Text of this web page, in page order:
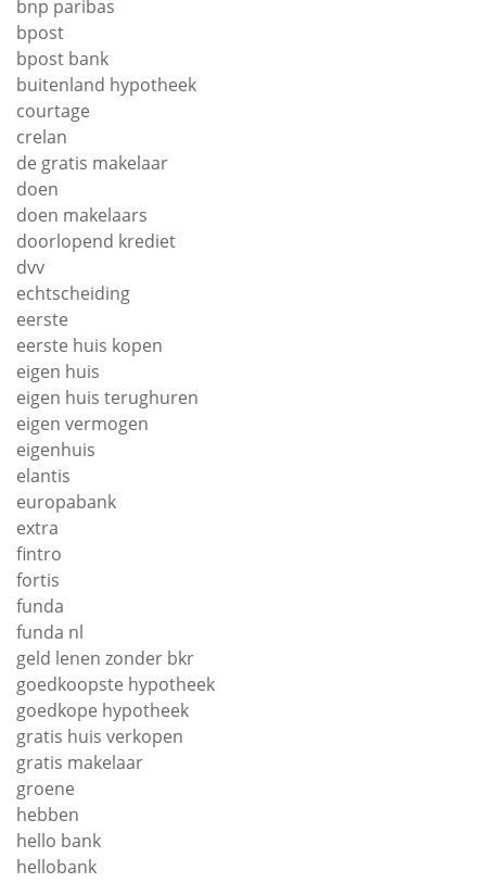
bnp paribas
bpost
bpost bank
buitenland hypotheek
courtage
crelan
de gratis makelaar
doen
doen makelaars
doorlopend krediet
dvv
echtscheiding
eerste
eerste huis kopen
eigen huis
eigen huis terughuren
eigen vermogen
eigenhuis
elantis
europabank
extra
fintro
fortis
funda
funda nl
geld lenen zonder bkr
goedkoopste hypotheek
goedkope hypotheek
gratis huis verkopen
gratis makelaar
groene
hebben
hello bank
hellobank